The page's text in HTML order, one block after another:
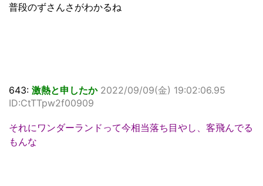
普段のずさんさがわかるね
643: 激熱と申したか 2022/09/09(金) 19:02:06.95
ID:CtTTpw2f00909
それにワンダーランドって今相当落ち目やし、客飛んでる
もんな